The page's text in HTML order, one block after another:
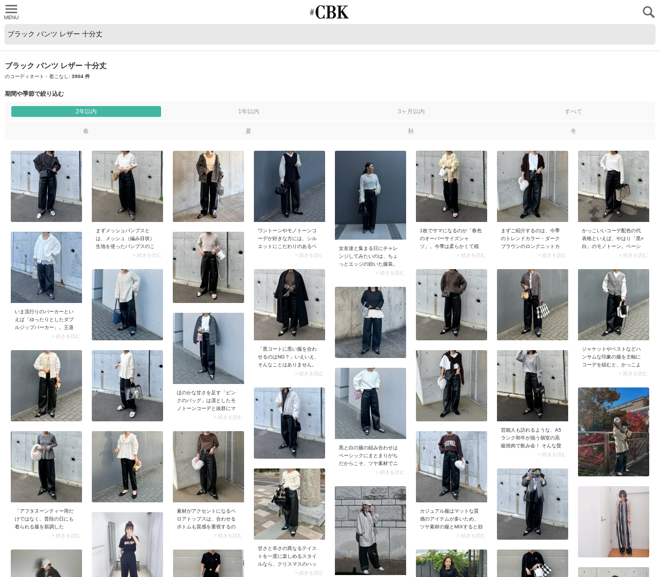
ブラック パンツ レザー 十分丈
のコーディネート・着こなし: 3904 件
期間や季節で絞り込む
2年以内 1年以内 3ヶ月以内 すべて
春 夏 秋 冬
まずメッシュパンプスと
は、メッシュ（編み目状）
生地を使ったパンプスのこ
と。編み目の隙間から風が
リット。中でも黒のメッシ
ュパンプスは合わせやす
く、使い勝手が抜群です。
そんな黒メッシュパンプス
は、夏に「黒のワイドパン
ツ」を穿くときにうってつ
け。フルレングスの黒ワイ
ドパンツは重たく見えがち
ですが、シアー感のあるパ
ンプルを合わせることで軽
白Tシャツを合わせて、シン
プルなモノトーンコーデに
仕上げるのがおすすめの着
こなし方です。
> 続きを読む
ワントーンやモノトーンコ
ーデが好きな方には、シル
エットにこだわりのあるベ
ストがおすすめです。例え
ど愛らしいデザインはいか
が？ ワンランクアップした
大人のコーデが楽しめま
す。
> 続きを読む
女友達と集まる日にチャレ
ンジしてみたいのは、ちょ
っとエッジの効いた服装。
甘いフリルのブラウスに辛
ると、華やかでモードなス
タイルが完成します。
> 続きを読む
1枚でサマになるのが「春色
のオーバーサイズシャ
ツ」。今季は柔らかくて穏
やかなブルー・イエロー・
ド傾向です。風をまとうよ
うなオーバーサイズシルエ
ットのシャツは、パンツコ
ーデにマッチします。
> 続きを読む
まずご紹介するのは、今季
のトレンドカラー・ダーク
ブラウンのロングニットカ
ーディガン。ツヤ感のある
わせてクールにまとめると
大人っぽくて素敵です。イ
ンナーには白のロンT（長袖
Tシャツ）を投入。明るさが
プラスされ洗練ムードが高
> 続きを読む
かっこいいコーデ配色の代
表格といえば、やはり「黒×
白」のモノトーン。ベーシ
ックな色同士だからこそ、
レ見えのポイントです。例
えばシアートップスにはレ
ザーパンツをプラス。異な
る質感を組み合わせること
で、シンプルなコーデにス
タイリッシュな奥行きが生
まれますよ。
> 続きを読む
いま流行りのパーカーとい
えば「ゆったりとしたダブ
ルジップパーカー」。王道
のスウェット生地に加え、
材のものがトレンド入りし
ています。Tシャツをはじめ
どんなトップスにも合わせ
やすく、楽ちんで着心地は
抜群。またリーズナブルな
価格展開が多く、何かと申
し分のない一枚です。
> 続きを読む
「黒コートに黒い服を合わ
せるのはNG？」いえいえ、
そんなことはありません。
ポイントはツヤのある素材
りやすくおすすめなのが、
サテンやレザー素材の黒ボ
トムです。コートのマット
な質感からさりげなく覗く
ボトムのツヤが奥行きを生
み、コーデを一気にスタイ
リッシュに引き上げます。
色ではなく質感で変化をつ
けることで、黒×黒のコーデ
が重たく見えず洗練された
> 続きを読む
ジャケットやベストなどハ
ンサムな印象の服を主軸に
コーデを組むと、かっこよ
さがグンとアップ。特にベ
ルなモノトーンスタイルの
アクセントとして映え、サ
マになりますよ。
> 続きを読む
ほのかな甘さを足す「ピン
クのバッグ」は凛としたモ
ノトーンコーデと抜群にマ
ッチします。特におすすめ
や、レザーアイテムなどを
取り入れたエッジの効いた
コーデに合わせること。ピ
ンクならではのフェミニン
なムードが服装のテイスト
といいギャップを生み、よ
り魅力的なバランスに決ま
ります。その際ピンク色は
ビビッドすぎないまろやか
なトーンを選ぶと、白黒の
配色に馴染みながら軽やか
なアクセントに。コンパク
トなサイズ感のバッグなら
甘くなりすぎず、大人も取
> 続きを読む
芸能人も訪れるような、A5
ランク和牛が揃う個室の高
級焼肉で飲み会！ そんな贅
沢なシーンではドレスアッ
はお座敷の場会が多いから
脱ぎやすい靴＆座りやすい
ボトムだと安心です。スナ
ップではグレーニット以外
をブラックでまとめつつ、
レザーワイドパンツでラグ
ジュアリーなムードをプラ
ス。上級者感のあるシンプ
ルコーデには、アクセサリ
ーで華やかさをプラスする
> 続きを読む
黒と白の服の組み合わせは
ベーシックにまとまりがち
だからこそ、ツヤ素材でニ
ュアンスをプラスすると効
着用のアイテムは上下どち
らも無地でシルエットもカ
ジュアルですが、パンツの
レザー素材が辛口な女っぽ
さをメイク。気負わないム
ードながらもしっかりおし
ゃれに決まるので、大人の
日常コーデにぴったりで
す。
> 続きを読む
「アフタヌーンティー用だ
けではなく、普段の日にも
着られる服を新調した
い」、そんな40代は小ワザ
みましょう。例えばスナッ
プのようなタイトなシルエ
ットが美しいグレーのペプ
ラムニット。襟付きなら今
> 続きを読む
素材がアクセントになるベ
ロアトップスは、合わせる
ボトムも質感を重視するの
が気分。エッジィなツヤが
と、モードなカジュアルコ
ーデにシフトします。素材
自体に存在感がある分、デ
ザインはあえてシンプルに
> 続きを読む
カジュアル服はマットな質
感のアイテムが多いため、
ツヤ素材の服とMIXすると効
果的。スナップのようなロ
沢のあるレザーパンツを合
わせてスタイリング。大人
ならではのリッチなムード
と奥行きが生まれます。
> 続きを読む
甘さと辛さの異なるテイス
トを一度に楽しめるスタイ
ルなら、クリスマスのハッ
ピーな気分をさらに盛り上
> 続きを読む